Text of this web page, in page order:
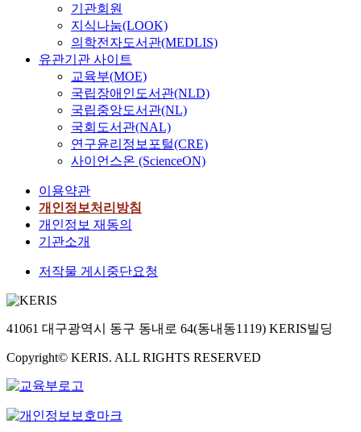
기관회원
지식나눔(LOOK)
의학전자도서관(MEDLIS)
유관기관 사이트
교육부(MOE)
국립장애인도서관(NLD)
국립중앙도서관(NL)
국회도서관(NAL)
연구윤리정보포털(CRE)
사이언스온 (ScienceON)
이용약관
개인정보처리방침
개인정보 재동의
기관소개
저작물 게시중단요청
41061 대구광역시 동구 동내로 64(동내동1119) KERIS빌딩
Copyright© KERIS. ALL RIGHTS RESERVED